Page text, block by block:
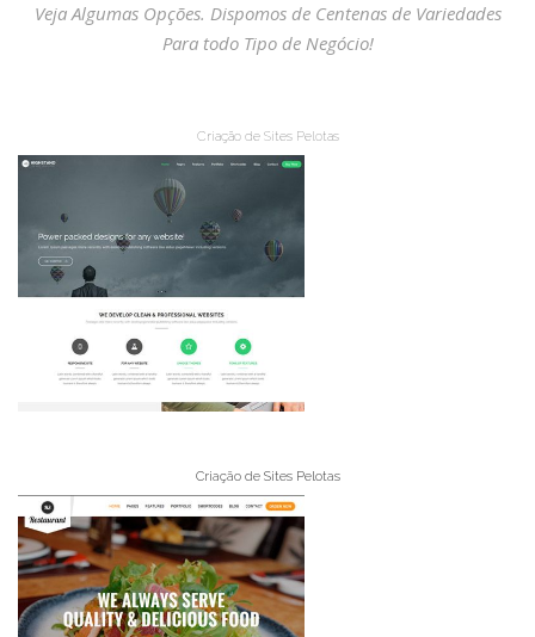
Veja Algumas Opções. Dispomos de Centenas de Variedades
Para todo Tipo de Negócio!
Criação de Sites Pelotas
Criação de Sites Pelotas